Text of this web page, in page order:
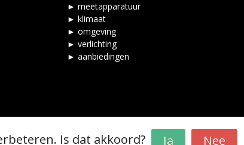
► meetapparatuur
► klimaat
► omgeving
► verlichting
► aanbiedingen
Is dat akkoord? Ja Nee